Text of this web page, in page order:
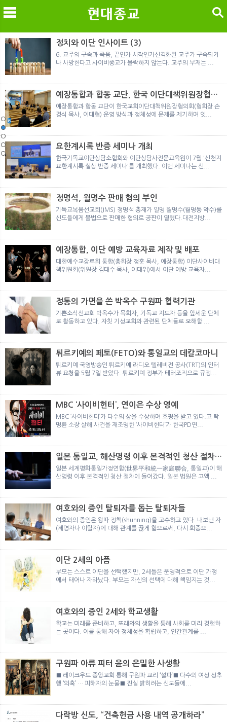
메 검
노르웨이 재판이 남긴 흔적
정통의 가면을 쓴 박옥수 구원파 협력기관
일본 통일교, 해산명령 이후 본격적인 청산 절차 돌입
여호와의 증인 2세와 학교생활
「현대종교」, 주님의교회 민사소송에 승소
노르웨이 재판이 남긴 흔적
정통의 가면을 쓴 박옥수 구원파 협력기관
정치와 이단 인사이트 (3)
6. 교주의 구속과 죽음, 끝인가 시작인가신격화된 교주가 구속되거
나 사망한다고 사이비종교가 몰락하지 않는다. 교주의 부재는 ...
예장통합과 합동 교단, 한국 이단대책위원장협의
회 탈퇴
예장통합과 합동 교단이 한국교회이단대책위원장협의회(협회장 손
경식 목사, 이대협) 운영 방식과 정체성에 문제를 제기하며 잇...
요한계시록 반증 세미나 개최
한국기독교이단상담소협회와 이단상담사전문교육원이 7월 '신천지
요한계시록 실상 반증 세미나'를 개최했다. 이번 세미나는 신...
정명석, 월명수 판매 혐의 부인
기독교복음선교회(JMS) 정명석 총재가 일명 월명수(월명동 약수)를
신도들에게 불법으로 판매한 혐의로 공판이 열렸다.대전지방...
예장통합, 이단 예방 교육자료 제작 및 배포
대한예수교장로회 통합(총회장 정훈 목사, 예장통합) 이단사이비대
책위원회(위원장 김태수 목사, 이대위)에서 이단 예방 교육자...
정통의 가면을 쓴 박옥수 구원파 협력기관
기쁜소식선교회 박옥수가 목회자, 기독교 지도자 등을 앞세운 단체
로 활동하고 있다. 자칫 기성교회와 관련된 단체들로 오해할 ...
튀르키예의 페토(FETO)와 통일교의 데칼코마니
튀르키예 국영방송인 튀르키예 라디오 텔레비전 공사(TRT)의 인터
뷰 요청을 5월 7일 받았다. 튀르키예 정부가 테러조직으로 규정...
MBC ‘사이비헌터’, 연이은 수상 영예
MBC ‘사이비헌터’가 다수의 상을 수상하며 호평을 받고 있다.고 탁
명환 소장 살해 사건을 재조명한 ‘사이비헌터’가 한국PD연...
일본 통일교, 해산명령 이후 본격적인 청산 절차
돌입
일본 세계평화통일가정연합(世界平和統一家庭聯合, 통일교)이 해
산명령 이후 본격적인 청산 절차에 들어갔다. 일본 법원은 고액 ...
여호와의 증인 탈퇴자를 돕는 탈퇴자들
여호와의 증인은 왕따 정책(shunning)을 고수하고 있다. 내보낸 자
(제명자나 이탈자)에 대해 관계를 끊게 함으로써, 다시 회중으...
이단 2세의 아픔
부모는 스스로 이단을 선택했지만, 2세들은 운명적으로 이단 가정
에서 태어나 자라났다. 부모는 자신의 선택에 대해 책임지는 것...
여호와의 증인 2세와 학교생활
학교는 미래를 준비하고, 또래와의 생활을 통해 사회를 미리 경험하
는 곳이다. 이를 통해 자아 정체성을 확립하고, 인간관계를 ...
구원파 아류 피터 윤의 은밀한 사생활
■ 레이크우드 중앙교회 통해 구원파 교리 ‘설파’■ 다수의 여성 성추
행 ‘의혹’ … 피해자의 눈물■ 진실 밝히려는 신도들에...
다락방 신도, “건축헌금 사용 내역 공개하라”